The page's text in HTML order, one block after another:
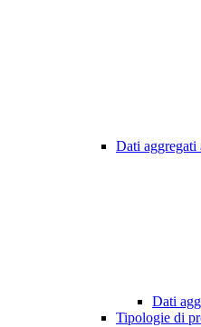
Dati aggregati
Dati
Tipologie di